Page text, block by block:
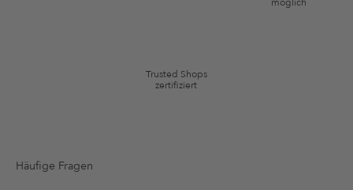
Trusted Shops
zertifiziert
Häufige Fragen